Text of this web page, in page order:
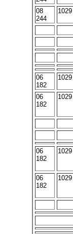
08
244
06
182
06
182
06
182
06
182